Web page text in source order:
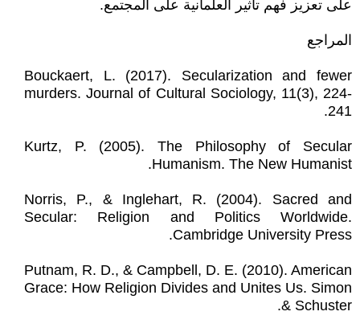
على تعزيز فهم تأثير العلمانية على المجتمع.
المراجع
Bouckaert, L. (2017). Secularization and fewer
murders. Journal of Cultural Sociology, 11(3), 224-
241.
Kurtz, P. (2005). The Philosophy of Secular
Humanism. The New Humanist.
Norris, P., & Inglehart, R. (2004). Sacred and
Secular: Religion and Politics Worldwide.
Cambridge University Press.
Putnam, R. D., & Campbell, D. E. (2010). American
Grace: How Religion Divides and Unites Us. Simon
& Schuster.